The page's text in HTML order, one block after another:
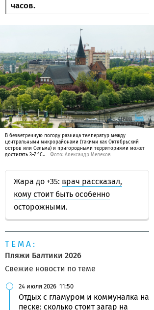
часов.
В безветренную погоду разница температур между
центральными микрорайонами (такими как Октябрьский
остров или Сельма) и пригородными территориями может
достигать 3–7 °C..
Фото: Александр Мелехов
Жара до +35: врач рассказал,
кому стоит быть особенно
осторожными.
ТЕМА:
Пляжи Балтики 2026
Свежие новости по теме
Отдых с гламуром и коммуналка на
песке: сколько стоит загар на
24 июля 2026 11:50